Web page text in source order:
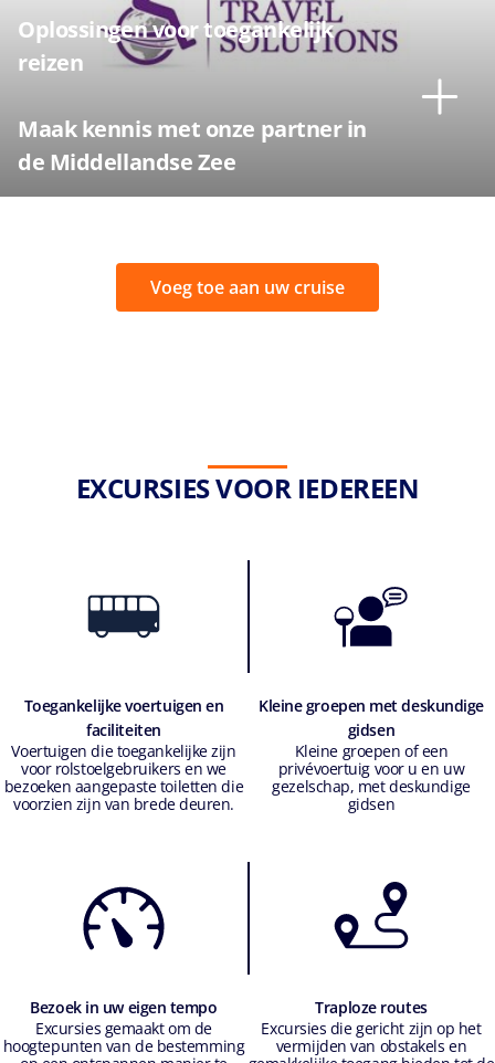
Oplossingen voor toegankelijk
reizen
Maak kennis met onze partner in
de Middellandse Zee
Voeg toe aan uw cruise
EXCURSIES VOOR IEDEREEN
Toegankelijke voertuigen en
faciliteiten
Voertuigen die toegankelijke zijn
voor rolstoelgebruikers en we
bezoeken aangepaste toiletten die
voorzien zijn van brede deuren.
Kleine groepen met deskundige
gidsen
Kleine groepen of een
privévoertuig voor u en uw
gezelschap, met deskundige
gidsen
Bezoek in uw eigen tempo
Excursies gemaakt om de
hoogtepunten van de bestemming
Traploze routes
Excursies die gericht zijn op het
vermijden van obstakels en